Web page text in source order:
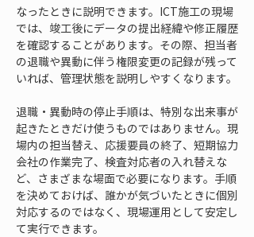
なったときに説明できます。ICT施工の現場
では、竣工後にデータの提出経緯や修正履歴
を確認することがあります。その際、担当者
の退職や異動に伴う権限変更の記録が残って
いれば、管理状態を説明しやすくなります。
退職・異動時の停止手順は、特別な出来事が
起きたときだけ使うものではありません。現
場内の担当替え、応援要員の終了、短期協力
会社の作業完了、検査対応者の入れ替えな
ど、さまざまな場面で必要になります。手順
を決めておけば、誰かが気づいたときに個別
対応するのではなく、現場運用として安定し
て実行できます。